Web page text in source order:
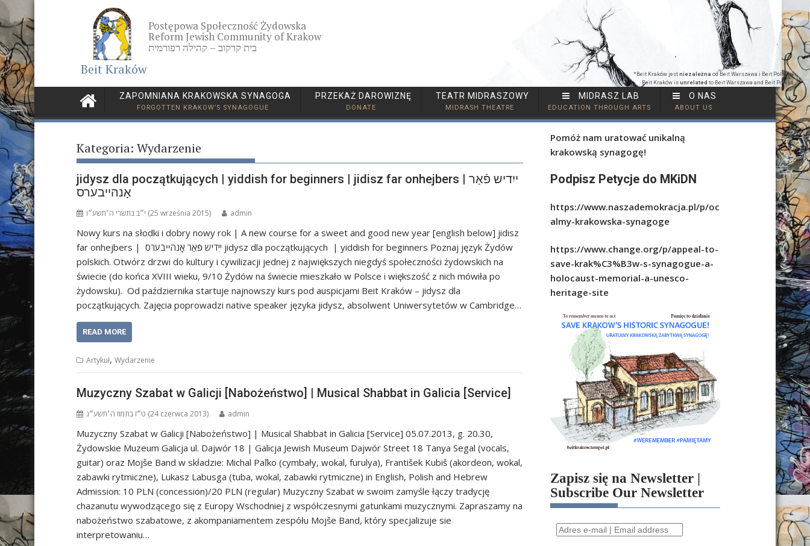
to
Beit Kraków
Postępowa Społeczność Żydowska
Reform Jewish Community of Krakow
בית קרקוב – קהילה רפורמית
*Beit Kraków jest niezależna od Beit Warszawa i Beit Polska |
Beit Kraków is unrelated to Beit Warszawa and Beit Polska
ZAPOMNIANA KRAKOWSKA SYNAGOGA
FORGOTTEN KRAKOW’S SYNAGOGUE
PRZEKAŻ DAROWIZNĘ
DONATE
TEATR MIDRASZOWY
MIDRASH THEATRE
MIDRASZ LAB
EDUCATION THROUGH ARTS
O NAS
ABOUT US
Kategoria: Wydarzenie
jidysz dla początkujących | yiddish for beginners | jidisz far onhejbers | ייִדיש פֿאַר
אָנהײבערס
י״ב בתשרי ה׳תשע״ו (25 września 2015) admin
Nowy kurs na słodki i dobry nowy rok | A new course for a sweet and good new year [english below] jidisz
far onhejbers | ייִדיש פֿאַר אָנהײבערס jidysz dla początkujących | yiddish for beginners Poznaj język Żydów
polskich. Otwórz drzwi do kultury i cywilizacji jednej z największych niegdyś społeczności żydowskich na
świecie (do końca XVIII wieku, 9/10 Żydów na świecie mieszkało w Polsce i większość z nich mówiła po
żydowsku). Od października startuje najnowszy kurs pod auspicjami Beit Kraków – jidysz dla
początkujących. Zajęcia poprowadzi native speaker języka jidysz, absolwent Uniwersytetów w Cambridge…
READ MORE
Artykuł, Wydarzenie
Muzyczny Szabat w Galicji [Nabożeństwo] | Musical Shabbat in Galicia [Service]
ט״ז בתמוז ה׳תשע״ג (24 czerwca 2013) admin
Muzyczny Szabat w Galicji [Nabożeństwo] | Musical Shabbat in Galicia [Service] 05.07.2013, g. 20.30,
Żydowskie Muzeum Galicja ul. Dajwór 18 | Galicja Jewish Museum Dajwór Street 18 Tanya Segal (vocals,
guitar) oraz Mojše Band w składzie: Michal Paľko (cymbały, wokal, furulya), František Kubiš (akordeon, wokal,
zabawki rytmiczne), Lukasz Labusga (tuba, wokal, zabawki rytmiczne) in English, Polish and Hebrew
Admission: 10 PLN (concession)/20 PLN (regular) Muzyczny Szabat w swoim zamyśle łączy tradycję
chazanutu wywodzącego się z Europy Wschodniej z współczesnymi gatunkami muzycznymi. Zapraszamy na
nabożeństwo szabatowe, z akompaniamentem zespółu Mojše Band, który specjalizuje sie
interpretowaniu…
Pomóż nam uratować unikalną
krakowską synagogę!
Podpisz Petycje do MKiDN
https://www.naszademokracja.pl/p/oc
almy-krakowska-synagoge
https://www.change.org/p/appeal-to-
save-krak%C3%B3w-s-synagogue-a-
holocaust-memorial-a-unesco-
heritage-site
Zapisz się na Newsletter |
Subscribe Our Newsletter